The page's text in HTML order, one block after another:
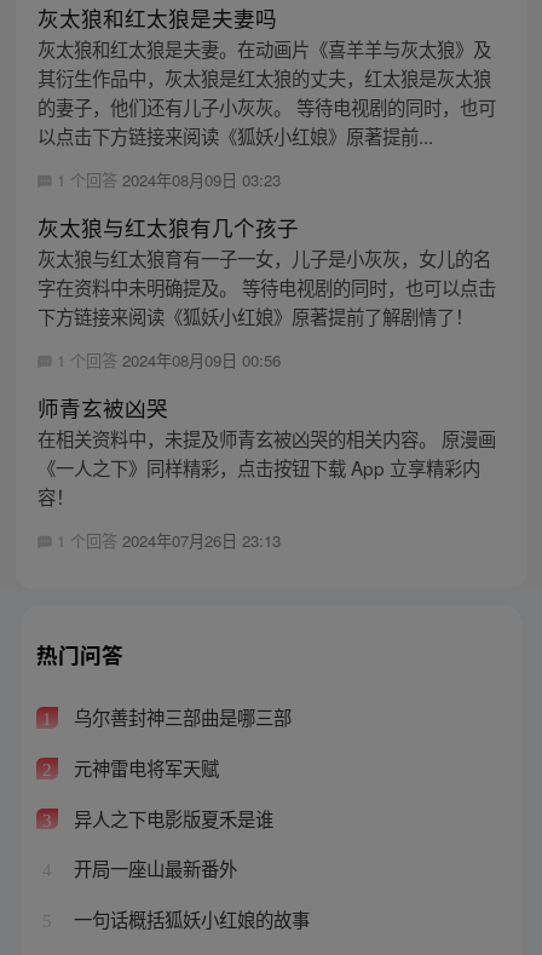
灰太狼和红太狼是夫妻吗
灰太狼和红太狼是夫妻。在动画片《喜羊羊与灰太狼》及
其衍生作品中，灰太狼是红太狼的丈夫，红太狼是灰太狼
的妻子，他们还有儿子小灰灰。 等待电视剧的同时，也可
以点击下方链接来阅读《狐妖小红娘》原著提前...
1 个回答 2024年08月09日 03:23
灰太狼与红太狼有几个孩子
灰太狼与红太狼育有一子一女，儿子是小灰灰，女儿的名
字在资料中未明确提及。 等待电视剧的同时，也可以点击
下方链接来阅读《狐妖小红娘》原著提前了解剧情了！
1 个回答 2024年08月09日 00:56
师青玄被凶哭
在相关资料中，未提及师青玄被凶哭的相关内容。 原漫画
《一人之下》同样精彩，点击按钮下载 App 立享精彩内
容！
1 个回答 2024年07月26日 23:13
热门问答
1 乌尔善封神三部曲是哪三部
2 元神雷电将军天赋
3 异人之下电影版夏禾是谁
4 开局一座山最新番外
5 一句话概括狐妖小红娘的故事